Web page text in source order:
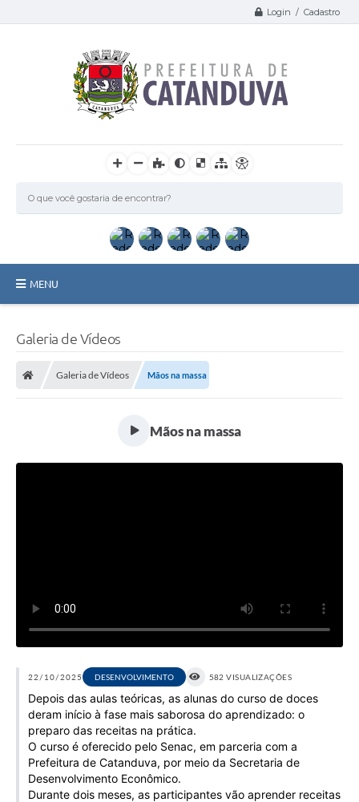
Login / Cadastro
MENU
Arquivos para Download
Notícias
Obras
Galeria de Vídeos
Projetos
Links
Galeria de Vídeos
Galeria de Vídeos Mãos na massa
Mãos na massa
22/10/2025 DESENVOLVIMENTO 582 VISUALIZAÇÕES
Depois das aulas teóricas, as alunas do curso de doces
deram início à fase mais saborosa do aprendizado: o
preparo das receitas na prática.
O curso é oferecido pelo Senac, em parceria com a
Prefeitura de Catanduva, por meio da Secretaria de
Desenvolvimento Econômico.
Durante dois meses, as participantes vão aprender receitas